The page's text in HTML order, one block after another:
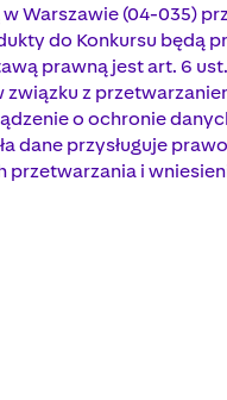
(04-035)
do Konkursu będą
prawną jest art. 6
związku z
o ochronie
dane przysługuje
i